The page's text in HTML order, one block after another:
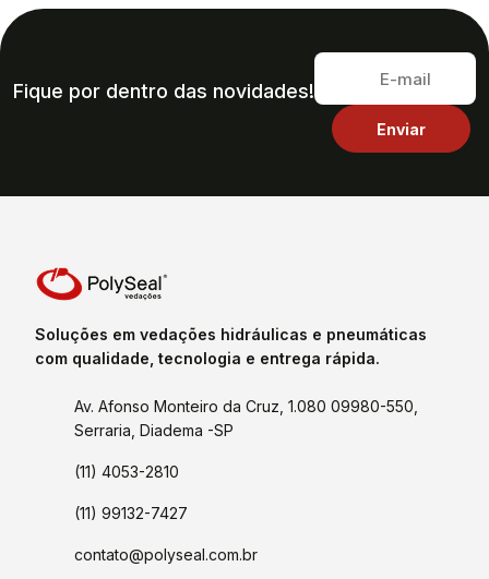
Fique por dentro das novidades!
Soluções em vedações hidráulicas e pneumáticas
com qualidade, tecnologia e entrega rápida.
Av. Afonso Monteiro da Cruz, 1.080 09980-550,
Serraria, Diadema -SP
(11) 4053-2810
(11) 99132-7427
contato@polyseal.com.br